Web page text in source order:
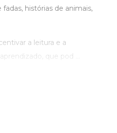
histórias de animais,
a leitura e a
que pod ...